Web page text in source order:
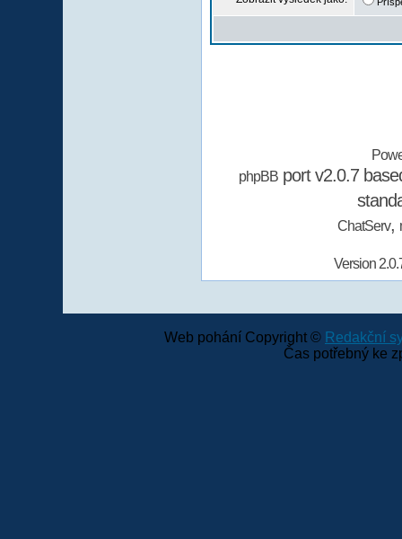
phpBBport v2.0.7
ChatServ,
Version
Web pohání Copyright © Redakční
Čas potřebný ke